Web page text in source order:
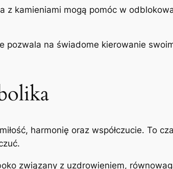
z kamieniami mogą pomóc w
pozwala na świadome kierowanie
harmonię oraz współczucie. To
związany z uzdrowieniem,